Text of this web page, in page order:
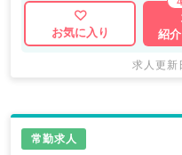
お気に入り
紹
求人更
常勤求人